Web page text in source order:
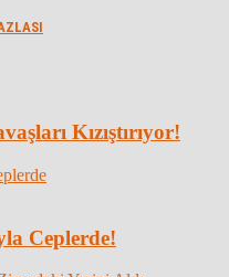
Kızıştırıyor!
Ceplerde!